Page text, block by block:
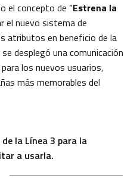
el concepto de “Estrena la
el nuevo sistema de
atributos en beneficio de la
desplegó una comunicación
los nuevos usuarios,
más memorables del
la Línea 3 para la
a usarla.